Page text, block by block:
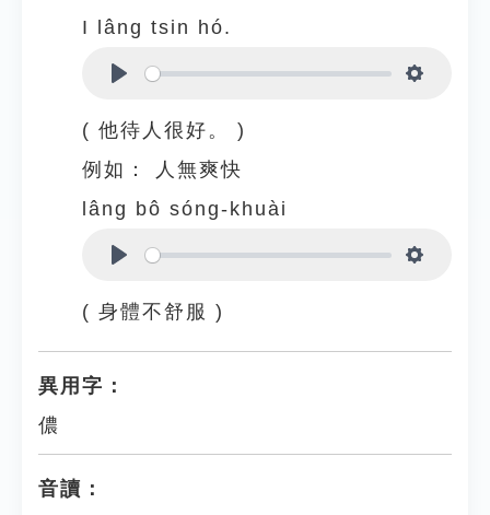
I lâng tsin hó.
( 他待人很好。 )
例如：
人無爽快
lâng bô sóng-khuài
( 身體不舒服 )
異用字：
儂
音讀：